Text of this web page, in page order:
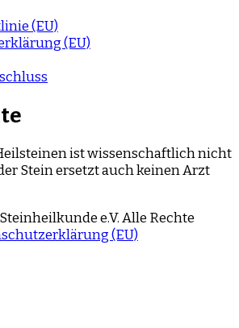
(EU)
(EU)
ist wissenschaftlich nicht
Stein ersetzt auch keinen Arzt
e.V. Alle Rechte
(EU)